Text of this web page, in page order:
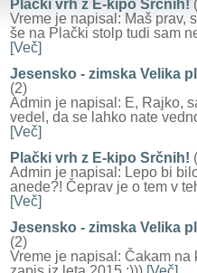
Plački vrh z E-kipo Srčnih!
Vreme je napisal: Maš prav,
še na Plački stolp tudi sam
[Več]
Jesensko - zimska Velika
(2)
Admin je napisal: E, Rajko,
vedel, da se lahko nate
[Več]
Plački vrh z E-kipo Srčnih!
Admin je napisal: Lepo bi
anede?! Čeprav je o tem v
[Več]
Jesensko - zimska Velika
(2)
Vreme je napisal: Čakam na